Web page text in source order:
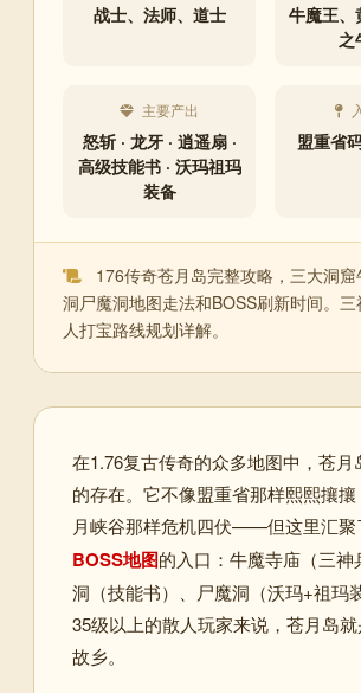
战士、法师、道士
牛魔王、
之
主要产出
怒斩 · 龙牙 · 逍遥扇 ·
高级技能书 · 沃玛祖玛
装备
盟重省
176传奇苍月岛完整攻略，三大洞
洞尸魔洞地图走法和BOSS刷新时间。
人打宝路线规划详解。
在1.76复古传奇的众多地图中，苍月
的存在。它不像盟重省那样熙熙攘
月峡谷那样危机四伏——但这里汇聚
BOSS地图的入口：牛魔寺庙（三神
洞（技能书）、尸魔洞（沃玛+祖玛
35级以上的散人玩家来说，苍月岛
故乡。